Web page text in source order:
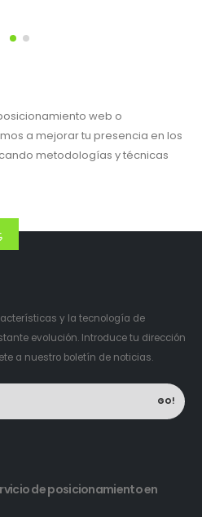
web o
a mejorar tu presencia en los
metodologías y técnicas
y la tecnología de
evolución. Introduce tu dirección
a nuestro boletín de noticias.
de posicionamiento en